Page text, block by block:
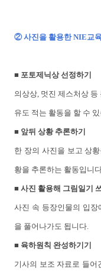
② 사진을 활용한 NIE교
■ 포토제닉상 선정하기
의상상, 멋진 제스처상
유도 적는 활동을 할 수
■ 앞뒤 상황 추론하기
한 장의 사진을 보고 상
황을 추론하는 활동입니
■ 사진 활용해 그림일기
사진 속 등장인물의 입
을 풀어나가도 됩니다.
■ 육하원칙 완성하기기
기사의 보조 자료로 들어